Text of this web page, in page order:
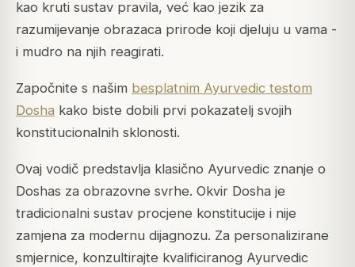
kao kruti sustav pravila, već kao jezik za
razumijevanje obrazaca prirode koji djeluju u vama -
i mudro na njih reagirati.
Započnite s našim besplatnim Ayurvedic testom
Dosha kako biste dobili prvi pokazatelj svojih
konstitucionalnih sklonosti.
Ovaj vodič predstavlja klasično Ayurvedic znanje o
Doshas za obrazovne svrhe. Okvir Dosha je
tradicionalni sustav procjene konstitucije i nije
zamjena za modernu dijagnozu. Za personalizirane
smjernice, konzultirajte kvalificiranog Ayurvedic